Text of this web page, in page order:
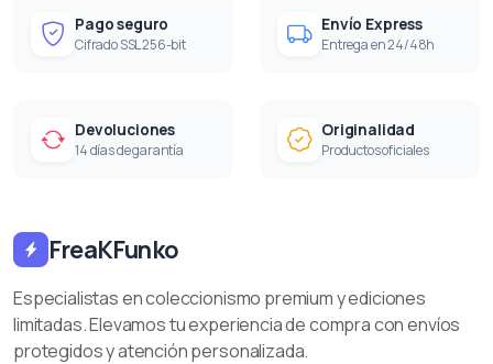
Pago seguro
Cifrado SSL 256-bit
Envío Express
Entrega en 24/48h
Devoluciones
14 días de garantía
Originalidad
Productos oficiales
FreaKFunko
Especialistas en coleccionismo premium y ediciones
limitadas. Elevamos tu experiencia de compra con envíos
protegidos y atención personalizada.